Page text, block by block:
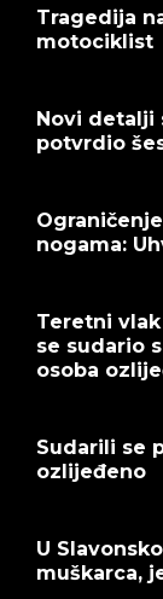
Tragedija
motociklist
Novi detalji
potvrdio
nogama:
Teretni
se sudario
osoba
Sudarili se
ozlijeđeno
U
muškarca,